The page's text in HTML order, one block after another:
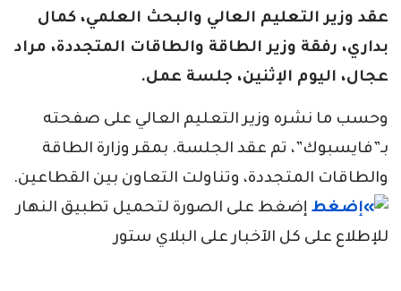
عقد وزير التعليم العالي والبحث العلمي، كمال
بداري، رفقة وزير الطاقة والطاقات المتجددة، مراد
عجال، اليوم الإثنين، جلسة عمل.
وحسب ما نشره وزير التعليم العالي على صفحته
بـ”فايسبوك”، تم عقد الجلسة. بمقر وزارة الطاقة
والطاقات المتجددة، وتناولت التعاون بين القطاعين.
إضغط على الصورة لتحميل تطبيق النهار
للإطلاع على كل الآخبار على البلاي ستور